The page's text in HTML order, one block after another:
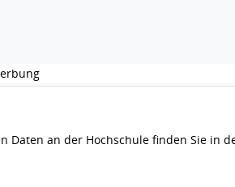
Daten an der Hochschule finden Sie in